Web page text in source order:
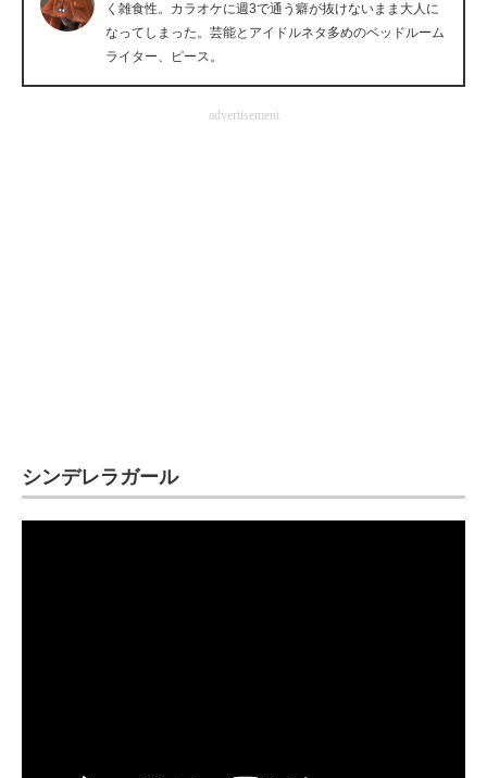
IT製品の技術・比較・事例
製造業のIT導入・活用を支援
モノづくり技術者専門サイト
く雑食性。カラオケに週3で通う癖が抜けないまま大人に
なってしまった。芸能とアイドルネタ多めのベッドルーム
ライター、ピース。
advertisement
シンデレラガール